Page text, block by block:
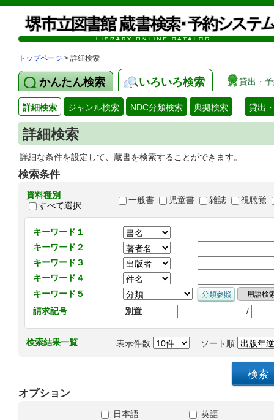
トップページ > 詳細検索
かんたん検索 いろいろ検索 貸出・
詳細検索 ジャンル検索 NDC分類検索 典拠検索 貸出
詳細検索
詳細な条件を設定して、蔵書を検索することができます。
検索条件
資料種別
すべて選択
一般書 児童書 雑誌 視聴覚
キーワード１
キーワード２
キーワード３
キーワード４
キーワード５
請求記号
別置 /
検索結果一覧 表示件数 ソート順
オプション
日本語
英語